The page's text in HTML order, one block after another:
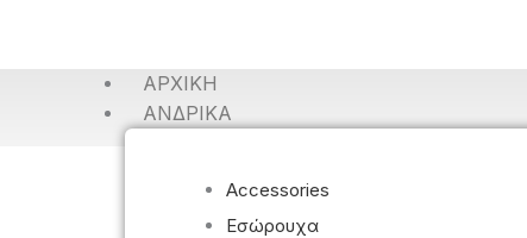
ΑΡΧΙΚΉ
ΑΝΔΡΙΚΆ
Accessories
Εσώρουχα